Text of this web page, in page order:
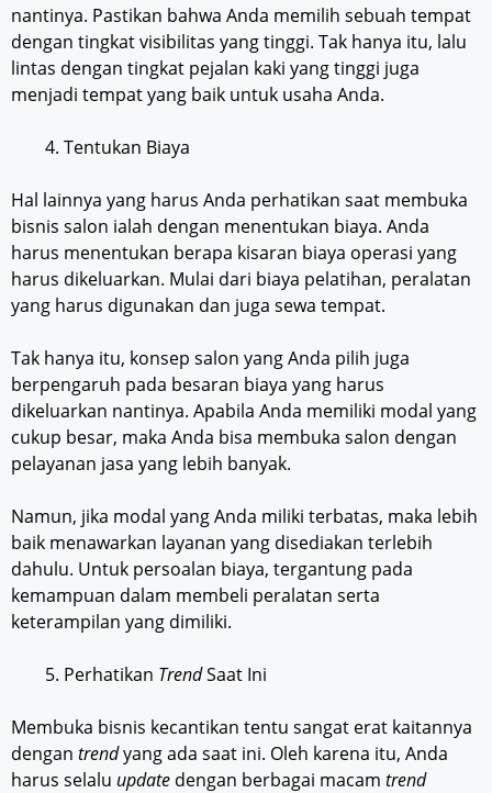
nantinya. Pastikan bahwa Anda memilih sebuah tempat
dengan tingkat visibilitas yang tinggi. Tak hanya itu, lalu
lintas dengan tingkat pejalan kaki yang tinggi juga
menjadi tempat yang baik untuk usaha Anda.
Tentukan Biaya
Hal lainnya yang harus Anda perhatikan saat membuka
bisnis salon ialah dengan menentukan biaya. Anda
harus menentukan berapa kisaran biaya operasi yang
harus dikeluarkan. Mulai dari biaya pelatihan, peralatan
yang harus digunakan dan juga sewa tempat.
Tak hanya itu, konsep salon yang Anda pilih juga
berpengaruh pada besaran biaya yang harus
dikeluarkan nantinya. Apabila Anda memiliki modal yang
cukup besar, maka Anda bisa membuka salon dengan
pelayanan jasa yang lebih banyak.
Namun, jika modal yang Anda miliki terbatas, maka lebih
baik menawarkan layanan yang disediakan terlebih
dahulu. Untuk persoalan biaya, tergantung pada
kemampuan dalam membeli peralatan serta
keterampilan yang dimiliki.
Perhatikan TrendSaat Ini
Membuka bisnis kecantikan tentu sangat erat kaitannya
dengan trendyang ada saat ini. Oleh karena itu, Anda
harus selalu update dengan berbagai macam trend